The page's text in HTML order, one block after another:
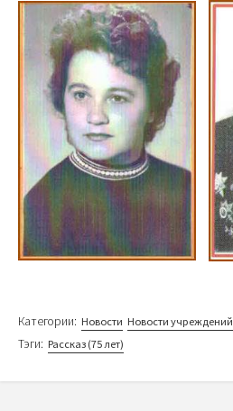
Категории: Новости Новости учреждений
Тэги: Рассказ (75 лет)